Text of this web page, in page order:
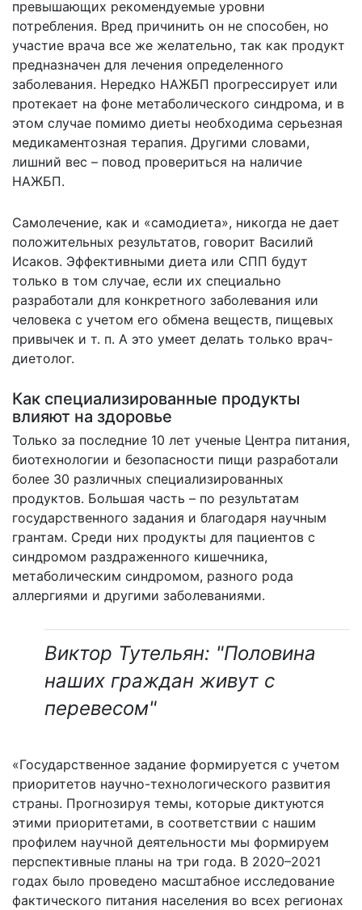
превышающих рекомендуемые уровни
потребления. Вред причинить он не способен, но
участие врача все же желательно, так как продукт
предназначен для лечения определенного
заболевания. Нередко НАЖБП прогрессирует или
протекает на фоне метаболического синдрома, и в
этом случае помимо диеты необходима серьезная
медикаментозная терапия. Другими словами,
лишний вес – повод провериться на наличие
НАЖБП.
Самолечение, как и «самодиета», никогда не дает
положительных результатов, говорит Василий
Исаков. Эффективными диета или СПП будут
только в том случае, если их специально
разработали для конкретного заболевания или
человека с учетом его обмена веществ, пищевых
привычек и т. п. А это умеет делать только врач-
диетолог.
Как специализированные продукты
влияют на здоровье
Только за последние 10 лет ученые Центра питания,
биотехнологии и безопасности пищи разработали
более 30 различных специализированных
продуктов. Большая часть – по результатам
государственного задания и благодаря научным
грантам. Среди них продукты для пациентов с
синдромом раздраженного кишечника,
метаболическим синдромом, разного рода
аллергиями и другими заболеваниями.
Виктор Тутельян: "Половина
наших граждан живут с
перевесом"
«Государственное задание формируется с учетом
приоритетов научно-технологического развития
страны. Прогнозируя темы, которые диктуются
этими приоритетами, в соответствии с нашим
профилем научной деятельности мы формируем
перспективные планы на три года. В 2020–2021
годах было проведено масштабное исследование
фактического питания населения во всех регионах